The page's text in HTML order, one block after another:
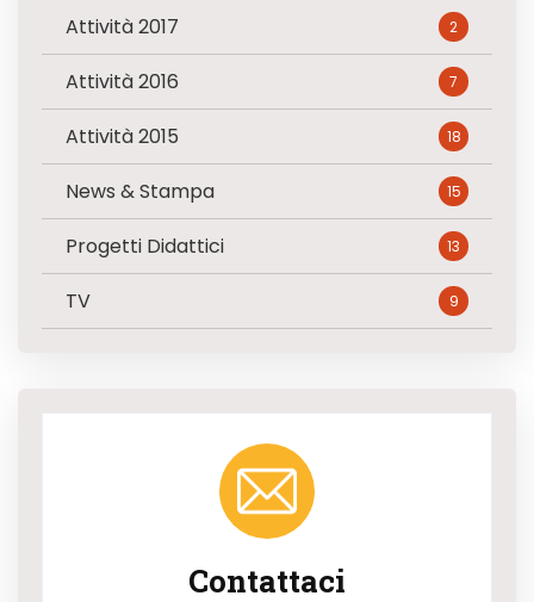
Attività 2017 2
Attività 2016 7
Attività 2015 18
News & Stampa 15
Progetti Didattici 13
TV 9
Contattaci